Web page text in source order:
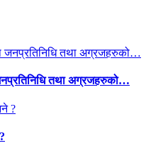
तथा अग्रजहरुको…